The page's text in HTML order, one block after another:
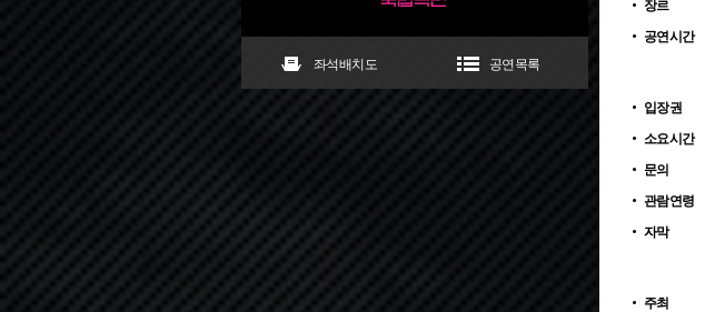
좌석배치도 공연목록
장르
공연시간
입장권
소요시간
문의
관람연령
자막
주최